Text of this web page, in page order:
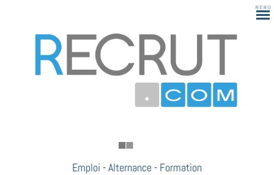
Emploi -Alternance - Formation